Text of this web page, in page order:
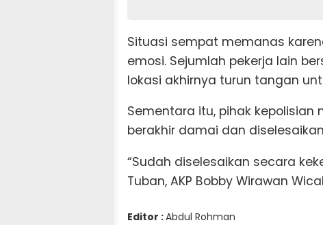
Situasi sempat memanas
emosi. Sejumlah pekerja lain
lokasi akhirnya turun tangan
Sementara itu, pihak
berakhir damai dan
“Sudah diselesaikan secara
Tuban, AKP Bobby Wirawan
Editor :Abdul Rohman